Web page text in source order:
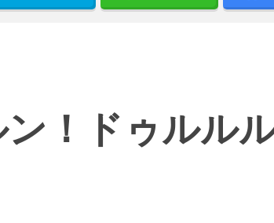
ン！ドゥルル